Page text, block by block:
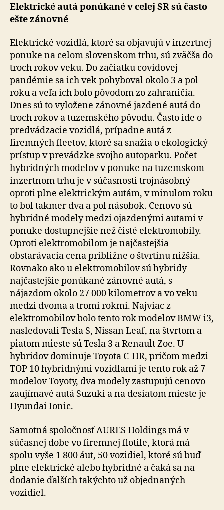
Elektrické autá ponúkané v celej SR sú často
ešte zánovné
Elektrické vozidlá, ktoré sa objavujú v inzertnej
ponuke na celom slovenskom trhu, sú zväčša do
troch rokov veku. Do začiatku covidovej
pandémie sa ich vek pohyboval okolo 3 a pol
roku a veľa ich bolo pôvodom zo zahraničia.
Dnes sú to vyložene zánovné jazdené autá do
troch rokov a tuzemského pôvodu. Často ide o
predvádzacie vozidlá, prípadne autá z
firemných fleetov, ktoré sa snažia o ekologický
prístup v prevádzke svojho autoparku. Počet
hybridných modelov v ponuke na tuzemskom
inzertnom trhu je v súčasnosti trojnásobný
oproti plne elektrickým autám, v minulom roku
to bol takmer dva a pol násobok. Cenovo sú
hybridné modely medzi ojazdenými autami v
ponuke dostupnejšie než čisté elektromobily.
Oproti elektromobilom je najčastejšia
obstarávacia cena približne o štvrtinu nižšia.
Rovnako ako u elektromobilov sú hybridy
najčastejšie ponúkané zánovné autá, s
nájazdom okolo 27 000 kilometrov a vo veku
medzi dvoma a tromi rokmi. Najviac z
elektromobilov bolo tento rok modelov BMW i3,
nasledovali Tesla S, Nissan Leaf, na štvrtom a
piatom mieste sú Tesla 3 a Renault Zoe. U
hybridov dominuje Toyota C-HR, pričom medzi
TOP 10 hybridnými vozidlami je tento rok až 7
modelov Toyoty, dva modely zastupujú cenovo
zaujímavé autá Suzuki a na desiatom mieste je
Hyundai Ionic.
Samotná spoločnosť AURES Holdings má v
súčasnej dobe vo firemnej flotile, ktorá má
spolu vyše 1 800 áut, 50 vozidiel, ktoré sú buď
plne elektrické alebo hybridné a čaká sa na
dodanie ďalších takýchto už objednaných
vozidiel.